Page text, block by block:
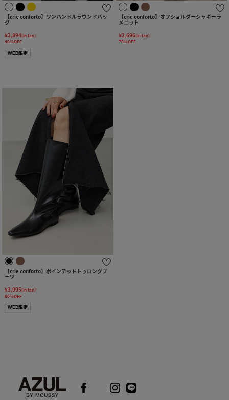
【crie conforto】ワンハンドルラウンドバッ
グ
¥3,894(in tax)
40%OFF
WEB限定
【crie conforto】オフショルダーシャギーラ
メニット
¥2,696(in tax)
70%OFF
【crie conforto】ポインテッドトゥロングブ
ーツ
¥3,995(in tax)
60%OFF
WEB限定